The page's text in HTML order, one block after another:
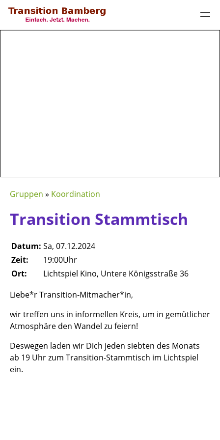
Gruppen » Koordination
Transition Stammtisch
Datum: Sa, 07.12.2024
Zeit:
19:00Uhr
Ort:
Lichtspiel Kino, Untere Königsstraße 36
Liebe*r Transition-Mitmacher*in,
wir treffen uns in informellen Kreis, um in gemütlicher
Atmosphäre den Wandel zu feiern!
Deswegen laden wir Dich jeden siebten des Monats
ab 19 Uhr zum Transition-Stammtisch im Lichtspiel
ein.